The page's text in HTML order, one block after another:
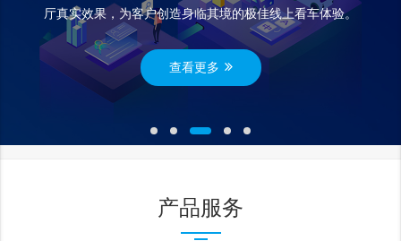
厅真实效果，为客户创造身临其境的极佳线上看车体验。
查看更多
产品服务